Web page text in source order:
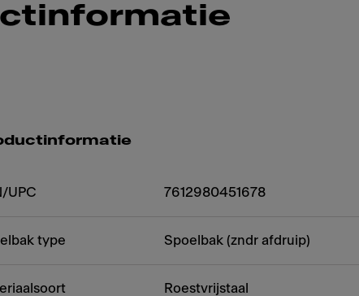
UPC 7612980451678
type Spoelbak (zndr afdruip)
Roestvrijstaal